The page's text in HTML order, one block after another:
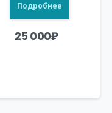
Подробнее
25 000₽